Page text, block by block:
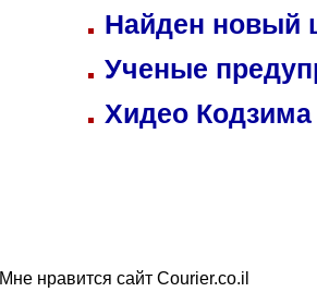
Найден
Ученые
Хидео
Мне нравится сайт Courier.co.il